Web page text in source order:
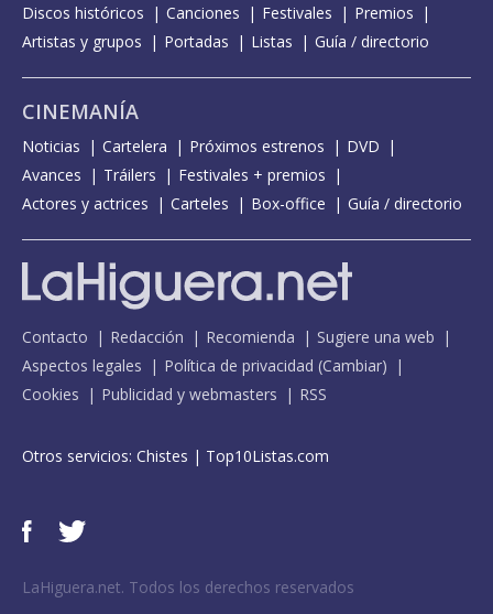
Discos históricos
Canciones Festivales
Premios
Artistas y grupos
Portadas Listas Guía / directorio
CINEMANÍA
Noticias Cartelera Próximos estrenos
DVD
Avances
Tráilers
Festivales + premios
Actores y actrices
Carteles Box-office Guía / directorio
Contacto Redacción Recomienda
Sugiere una web
Aspectos legales
Política de privacidad (Cambiar)
Cookies
Publicidad y webmasters RSS
Otros servicios: Chistes | Top10Listas.com
LaHiguera.net. Todos los derechos reservados